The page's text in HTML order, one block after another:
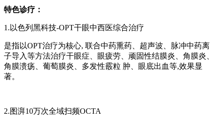
特色诊疗：
1.以色列黑科技-OPT干眼中西医综合治疗
是指以OPT治疗为核心, 联合中药熏药、超声波、脉冲中药离
子导入等方法治疗干眼症、眼疲劳、顽固性结膜炎、角膜炎、
角膜溃疡、葡萄膜炎、多发性霰粒 肿、眼底出血等,效果显
著。
2.图湃10万次全域扫频OCTA